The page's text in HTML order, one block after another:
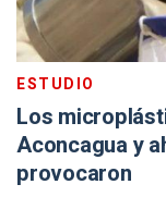
ESTUDIO
Los
Aconcagua y
provocaron